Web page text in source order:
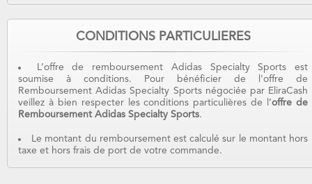
CONDITIONS PARTICULIERES
L’offre de remboursement Adidas Specialty Sports est
soumise à conditions. Pour bénéficier de l'offre de
Remboursement Adidas Specialty Sports négociée par EliraCash
veillez à bien respecter les conditions particulières de l’offre de
Remboursement Adidas Specialty Sports.
Le montant du remboursement est calculé sur le montant hors
taxe et hors frais de port de votre commande.